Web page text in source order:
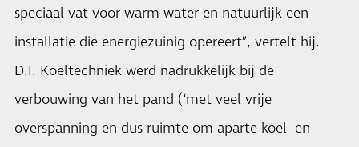
speciaal vat voor warm water en natuurlijk een
installatie die energiezuinig opereert”, vertelt hij.
D.I. Koeltechniek werd nadrukkelijk bij de
verbouwing van het pand (‘met veel vrije
overspanning en dus ruimte om aparte koel- en